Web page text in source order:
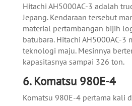
Hitachi AH5000AC-3 adalah
Jepang. Kendaraan tersebut
material pertambangan bijih
batubara. Hitachi AH5000AC-3
teknologi maju. Mesinnya
kapasitasnya sampai 326 ton.
6. Komatsu 980E-4
Komatsu 980E-4 pertama kali